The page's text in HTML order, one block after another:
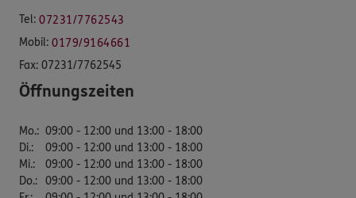
Tel: 07231/7762543
Mobil: 0179/9164661
Fax: 07231/7762545
Öffnungszeiten
Mo.: 09:00 - 12:00 und 13:00 - 18:00
Di.:
09:00 - 12:00 und 13:00 - 18:00
Mi.:
09:00 - 12:00 und 13:00 - 18:00
Do.: 09:00 - 12:00 und 13:00 - 18:00